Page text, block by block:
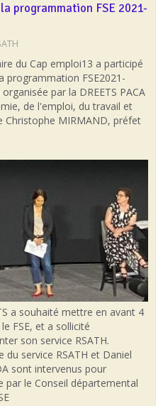
programmation FSE 2021-
du Cap emploi13 a participé
programmation FSE2021-
par la DREETS PACA
de l'emploi, du travail et
Christophe MIRMAND, préfet
a souhaité mettre en avant 4
FSE, et a sollicité
son service RSATH.
du service RSATH et Daniel
sont intervenus pour
le Conseil départemental